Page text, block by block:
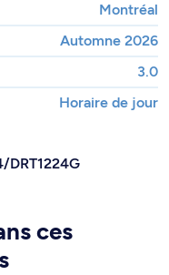
Montréal
Automne 2026
3.0
Horaire de jour
DRT1224G
ces